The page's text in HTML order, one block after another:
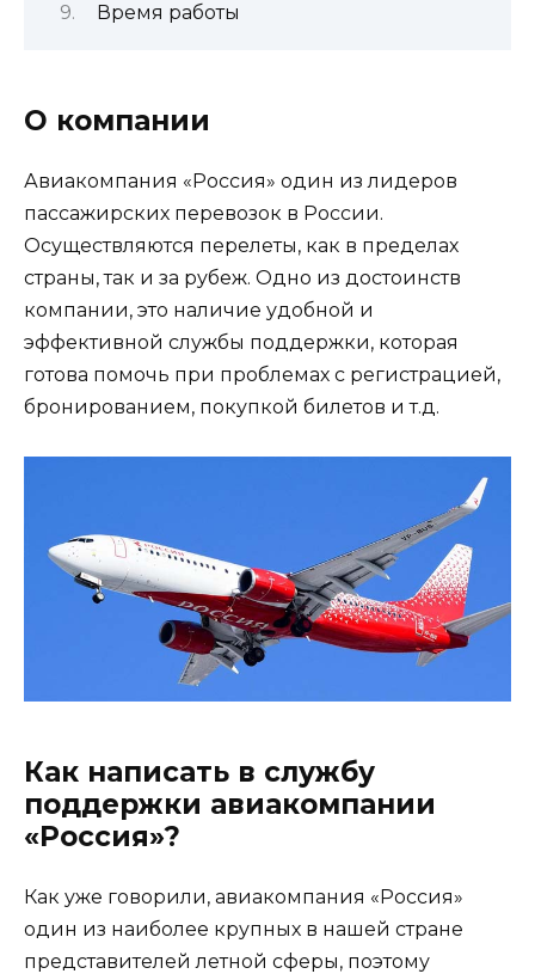
Время работы
О компании
Авиакомпания «Россия» один из лидеров
пассажирских перевозок в России.
Осуществляются перелеты, как в пределах
страны, так и за рубеж. Одно из достоинств
компании, это наличие удобной и
эффективной службы поддержки, которая
готова помочь при проблемах с регистрацией,
бронированием, покупкой билетов и т.д.
Как написать в службу
поддержки авиакомпании
«Россия»?
Как уже говорили, авиакомпания «Россия»
один из наиболее крупных в нашей стране
представителей летной сферы, поэтому